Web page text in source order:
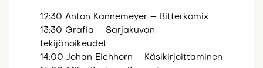
12:30 Anton Kannemeyer – Bitterkomix
13:30 Grafia – Sarjakuvan
tekijänoikeudet
14:00 Johan Eichhorn – Käsikirjoittaminen